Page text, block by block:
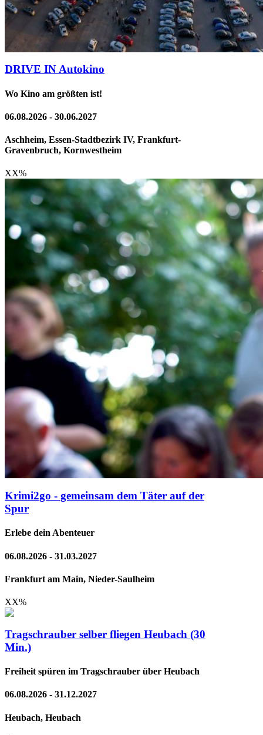
DRIVE IN Autokino
Wo Kino am größten ist!
06.08.2026 - 30.06.2027
Aschheim, Essen-Stadtbezirk IV, Frankfurt-
Gravenbruch, Kornwestheim
XX%
Krimi2go - gemeinsam dem Täter auf der
Spur
Erlebe dein Abenteuer
06.08.2026 - 31.03.2027
Frankfurt am Main, Nieder-Saulheim
XX%
Tragschrauber selber fliegen Heubach (30
Min.)
Freiheit spüren im Tragschrauber über Heubach
06.08.2026 - 31.12.2027
Heubach, Heubach